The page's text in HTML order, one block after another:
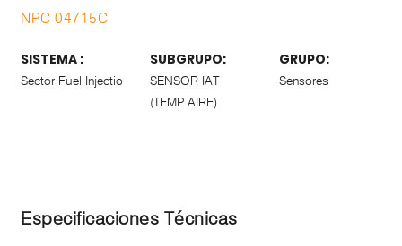
NPC 04715C
SISTEMA :
Sector Fuel Injectio
SUBGRUPO:
SENSOR IAT
(TEMP AIRE)
GRUPO:
Sensores
Especificaciones Técnicas